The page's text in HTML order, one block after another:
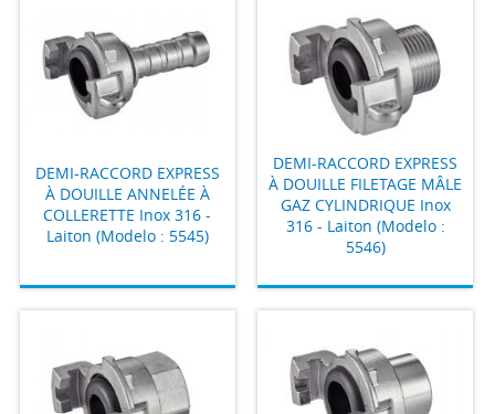
DEMI-RACCORD EXPRESS
À DOUILLE ANNELÉE À
COLLERETTE Inox 316 -
Laiton (Modelo : 5545)
DEMI-RACCORD EXPRESS
À DOUILLE FILETAGE MÂLE
GAZ CYLINDRIQUE Inox
316 - Laiton (Modelo :
5546)